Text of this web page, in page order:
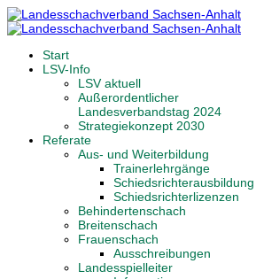
Start
LSV-Info
LSV aktuell
Außerordentlicher
Landesverbandstag 2024
Strategiekonzept 2030
Referate
Aus- und Weiterbildung
Trainerlehrgänge
Schiedsrichterausbildung
Schiedsrichterlizenzen
Behindertenschach
Breitenschach
Frauenschach
Ausschreibungen
Landesspielleiter